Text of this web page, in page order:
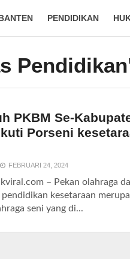
PENDIDIKAN
PKBM Se-
Porseni
FEBRUARI 24, 2024
– Pekan olahraga
pendidikan kesetaraan
seni yang di...